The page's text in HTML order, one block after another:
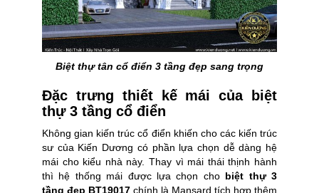
Biệt thự tân cổ điển 3 tầng đẹp sang trọng
Đặc trưng thiết kế mái của biệt
thự 3 tầng cổ điển
Không gian kiến trúc cổ điển khiến cho các kiến trúc
sư của Kiến Dương có phần lựa chọn dễ dàng hệ
mái cho kiểu nhà này. Thay vì mái thái thịnh hành
thì hệ thống mái được lựa chọn cho biệt thự 3
tầng đẹp BT19017 chính là Mansard tích hợp thêm